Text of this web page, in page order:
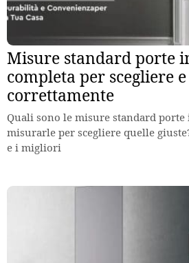
Misure standard porte
completa per scegliere
correttamente
Quali sono le misure standard porte
misurarle per scegliere quelle
e i migliori